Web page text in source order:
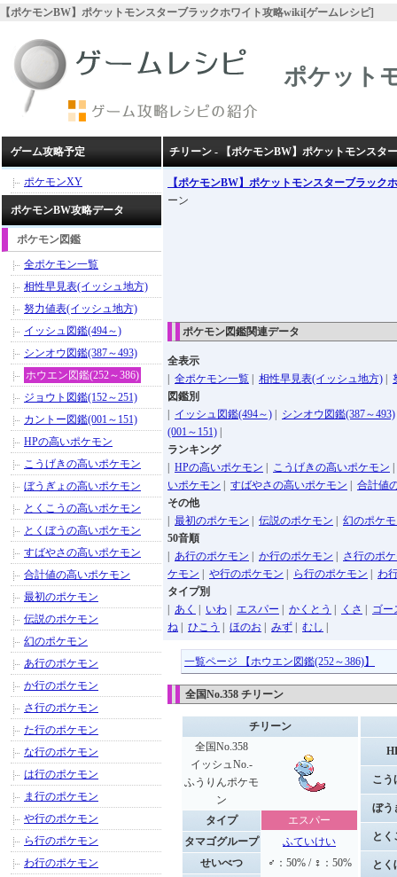
【ポケモンBW】ポケットモンスターブラックホワイト攻略wiki[ゲームレシピ]
ポケット
チリーン - 【ポケモンBW】ポケットモンスタ
【ポケモンBW】ポケットモンスターブラック
ーン
ポケモン図鑑関連データ
全表示
全ポケモン一覧 相性早見表(イッシュ地方)
図鑑別
イッシュ図鑑(494～) シンオウ図鑑(387～493)
(001～151)
ランキング
HPの高いポケモン こうげきの高いポケモン
いポケモン
すばやさの高いポケモン
合計値
その他
最初のポケモン 伝説のポケモン
幻のポケ
50音順
あ行のポケモン か行のポケモン
さ行のポ
ケモン
や行のポケモン ら行のポケモン
わ
タイプ別
あく いわ エスパー かくとう くさ
ゴー
ね
ひこう ほのお みず むし
一覧ページ 【ホウエン図鑑(252～386)】
全国No.358 チリーン
チリーン
全国No.358
イッシュNo.-
ふうりんポケモ
ン
タイプ
エスパー
タマゴグループ
ふていけい
せいべつ
♂：50% / ♀：50%
こう
ぼう
とく
とく
ゲーム攻略予定
ポケモンXY
ポケモンBW攻略データ
ポケモン図鑑
全ポケモン一覧
相性早見表(イッシュ地方)
努力値表(イッシュ地方)
イッシュ図鑑(494～)
シンオウ図鑑(387～493)
ホウエン図鑑(252～386)
ジョウト図鑑(152～251)
カントー図鑑(001～151)
HPの高いポケモン
こうげきの高いポケモン
ぼうぎょの高いポケモン
とくこうの高いポケモン
とくぼうの高いポケモン
すばやさの高いポケモン
合計値の高いポケモン
最初のポケモン
伝説のポケモン
幻のポケモン
あ行のポケモン
か行のポケモン
さ行のポケモン
た行のポケモン
な行のポケモン
は行のポケモン
ま行のポケモン
や行のポケモン
ら行のポケモン
わ行のポケモン